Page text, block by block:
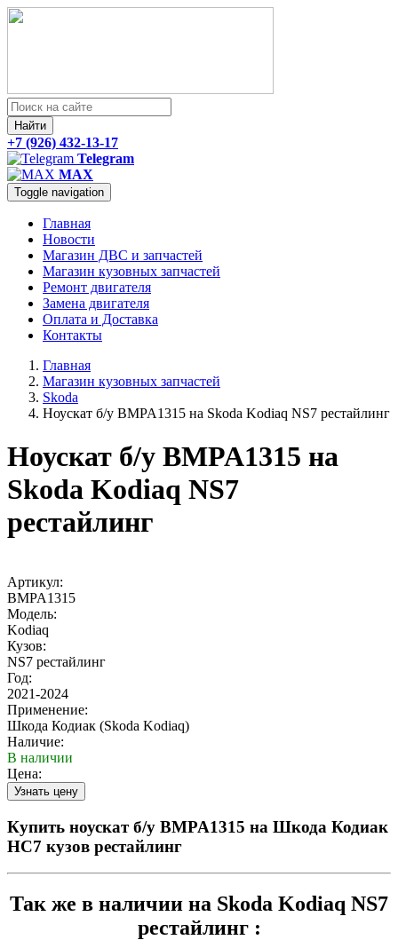
Найти
+7 (926) 432-13-17
Telegram
MAX
Toggle navigation
Главная
Новости
Магазин ДВС и запчастей
Магазин кузовных запчастей
Ремонт двигателя
Замена двигателя
Оплата и Доставка
Контакты
Главная
Магазин кузовных запчастей
Skoda
Ноускат б/у BMPA1315 на Skoda Kodiaq NS7 рестайлинг
Ноускат б/у BMPA1315 на
Skoda Kodiaq NS7
рестайлинг
Артикул:
BMPA1315
Модель:
Kodiaq
Кузов:
NS7 рестайлинг
Год:
2021-2024
Применение:
Шкода Кодиак (Skoda Kodiaq)
Наличие:
В наличии
Цена:
Купить ноускат б/у BMPA1315 на Шкода Кодиак
НС7 кузов рестайлинг
Так же в наличии на Skoda Kodiaq NS7
рестайлинг :